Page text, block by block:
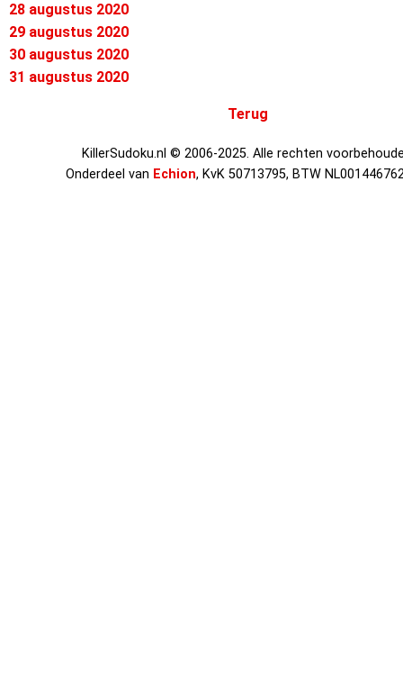
28 augustus 2020
29 augustus 2020
30 augustus 2020
31 augustus 2020
Terug
KillerSudoku.nl © 2006-2025. Alle rechten
Onderdeel van Echion, KvK 50713795, BTW